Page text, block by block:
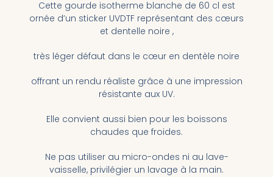
Cette gourde isotherme blanche de 60 cl est
ornée d’un sticker UVDTF représentant des cœurs
et dentelle noire ,
très léger défaut dans le cœur en dentèle noire
offrant un rendu réaliste grâce à une impression
résistante aux UV.
Elle convient aussi bien pour les boissons
chaudes que froides.
Ne pas utiliser au micro-ondes ni au lave-
vaisselle, privilégier un lavage à la main.